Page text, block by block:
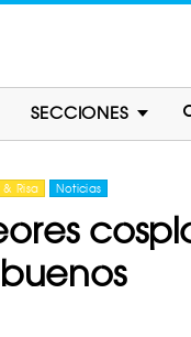
SECCIONES
& Risa Noticias